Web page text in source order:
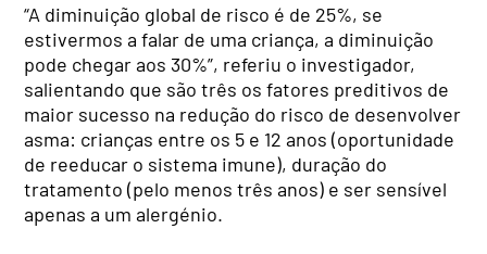
“A diminuição global de risco é de 25%, se
estivermos a falar de uma criança, a diminuição
pode chegar aos 30%”, referiu o investigador,
salientando que são três os fatores preditivos de
maior sucesso na redução do risco de desenvolver
asma: crianças entre os 5 e 12 anos (oportunidade
de reeducar o sistema imune), duração do
tratamento (pelo menos três anos) e ser sensível
apenas a um alergénio.